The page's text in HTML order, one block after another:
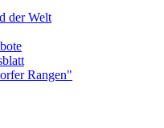
der Welt
Rangen"